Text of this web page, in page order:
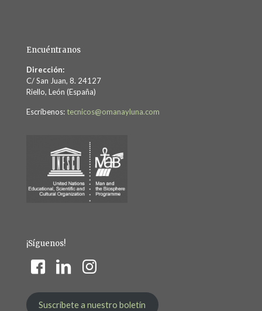
Encuéntranos
Dirección:
C/ San Juan, 8. 24127
Riello, León (España)
Escríbenos: tecnicos@omanayluna.com
¡Síguenos!
Suscríbete a nuestro boletín